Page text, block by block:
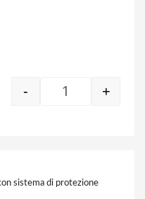
Quantity
- +
sistema di protezione